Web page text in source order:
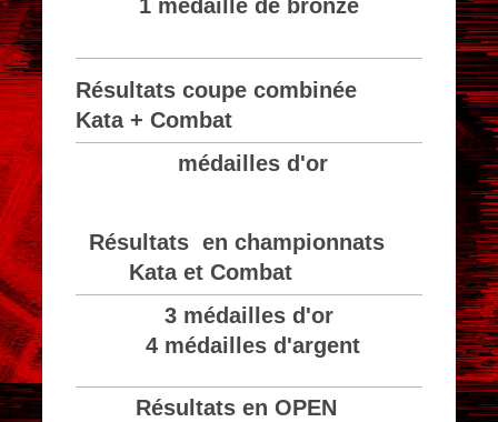
1 médaille de bronze
Résultats coupe combinée
Kata + Combat
médailles d'or
Résultats en championnats
Kata et Combat
3 médailles d'or
4 médailles d'argent
Résultats en OPEN